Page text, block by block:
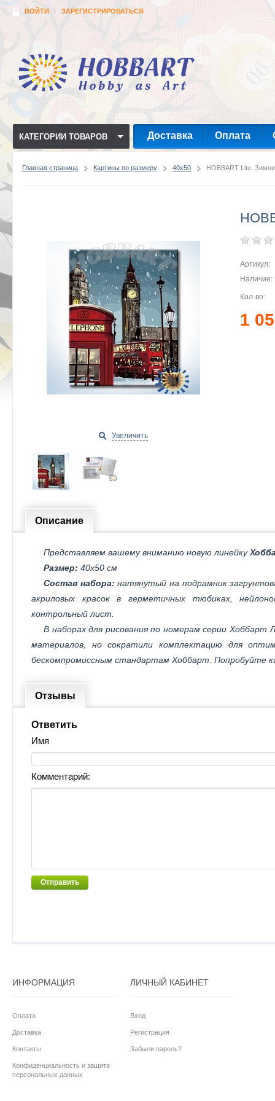
ВОЙТИ ЗАРЕГИСТРИРОВАТЬСЯ
КАТЕГОРИИ ТОВАРОВ Доставка Оплата
Главная страница Картины по размеру 40x50 HOBBART Lite.
Увеличить
Артикул:
Наличие:
Кол-во:
1
Описание
Представляем вашему вниманию новую линейку
Размер: 40х50 см
Состав набора: натянутый на подрамник
акриловых красок в герметичных тюбиках,
контрольный лист.
В наборах для рисования по номерам серии
материалов, но сократили комплектацию для
бескомпромиссным стандартам Хоббарт. Попробуйте
Отзывы
Ответить
Имя
Комментарий:
Отправить
ИНФОРМАЦИЯ
Оплата
Доставка
Контакты
Конфиденциальность и защита
персональных данных
ЛИЧНЫЙ КАБИНЕТ
Вход
Регистрация
Забыли пароль?